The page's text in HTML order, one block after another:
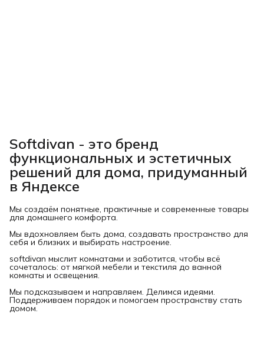
Softdivan - это бренд
функциональных и эстетичных
решений для дома, придуманный
в Яндексе
Мы создаём понятные, практичные и современные товары
для домашнего комфорта.
Мы вдохновляем быть дома, создавать пространство для
себя и близких и выбирать настроение.
softdivan мыслит комнатами и заботится, чтобы всё
сочеталось: от мягкой мебели и текстиля до ванной
комнаты и освещения.
Мы подсказываем и направляем. Делимся идеями.
Поддерживаем порядок и помогаем пространству стать
домом.